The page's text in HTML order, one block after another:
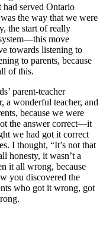
served Ontario
the way that we were
the start of really
move
towards listening to
to parents, because
of this.
parent-teacher
a wonderful teacher, and
because we were
the answer correct—it
we had got it correct
I thought, “It’s not that
honesty, it wasn’t a
it all wrong, because
you discovered the
who got it wrong, got